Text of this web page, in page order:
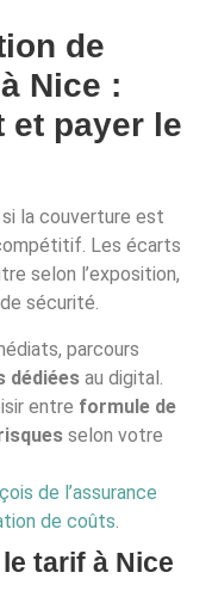
de
Nice :
et payer le
la couverture est
Les écarts
selon l’exposition,
sécurité.
parcours
dédiées au digital.
entre formule de
selon votre
de l’assurance
de coûts
tarif à Nice